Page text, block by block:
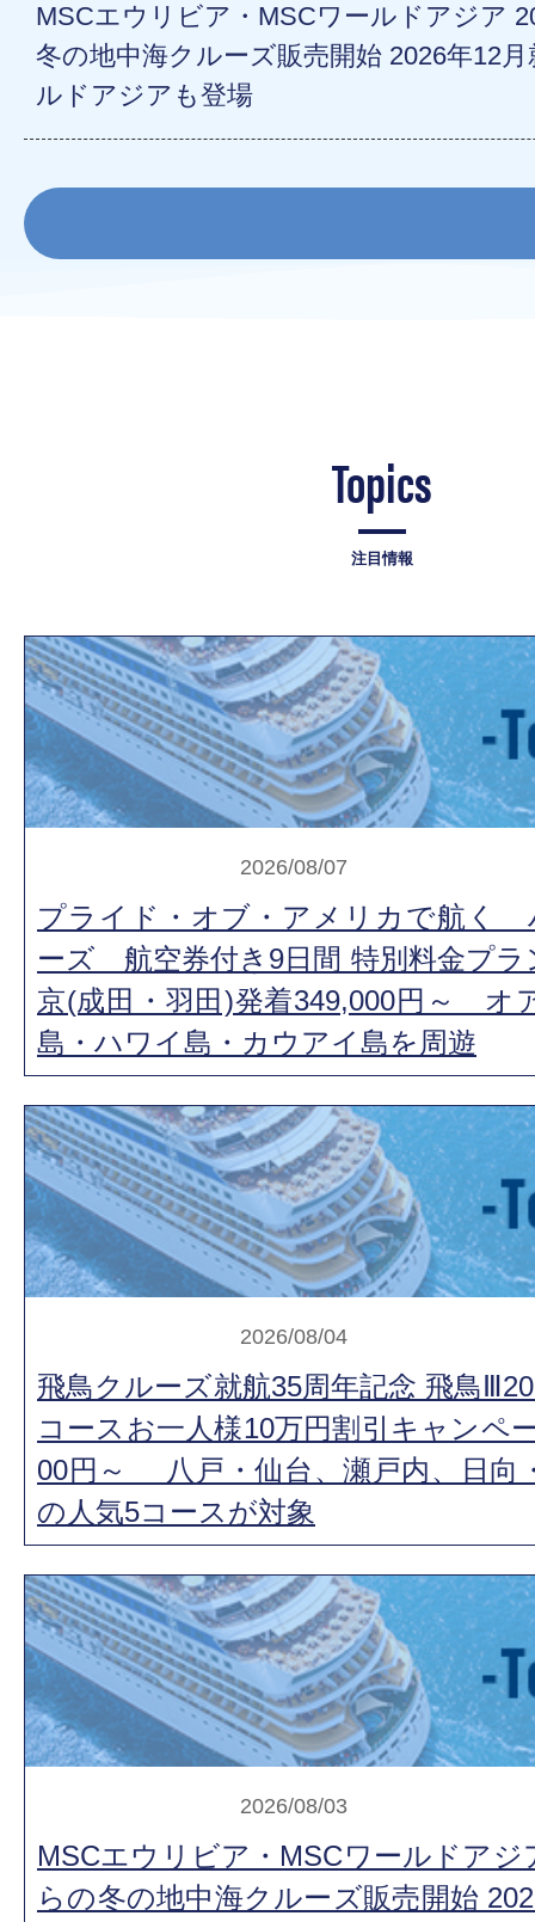
MSCエウリビア・MSCワールドアジア
冬の地中海クルーズ販売開始 2026年12
ルドアジアも登場
Topics
注目情報
2026/08/07
プライド・オブ・アメリカで航く
ーズ 航空券付き9日間 特別料金プ
京(成田・羽田)発着349,000円～ オ
島・ハワイ島・カウアイ島を周遊
2026/08/04
飛鳥クルーズ就航35周年記念 飛鳥
コースお一人様10万円割引キャンペ
00円～ 八戸・仙台、瀬戸内、日向
の人気5コースが対象
2026/08/03
MSCエウリビア・MSCワールドアジ
らの冬の地中海クルーズ販売開始